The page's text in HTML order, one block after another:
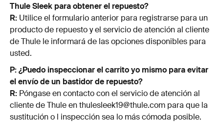
Thule Sleek para obtener el repuesto?
R: Utilice el formulario anterior para registrarse para un
producto de repuesto y el servicio de atención al cliente
de Thule le informará de las opciones disponibles para
usted.
P: ¿Puedo inspeccionar el carrito yo mismo para evitar
el envío de un bastidor de repuesto?
R: Póngase en contacto con el servicio de atención al
cliente de Thule en thulesleek19@thule.com para que la
sustitución o l inspección sea lo más cómoda posible.